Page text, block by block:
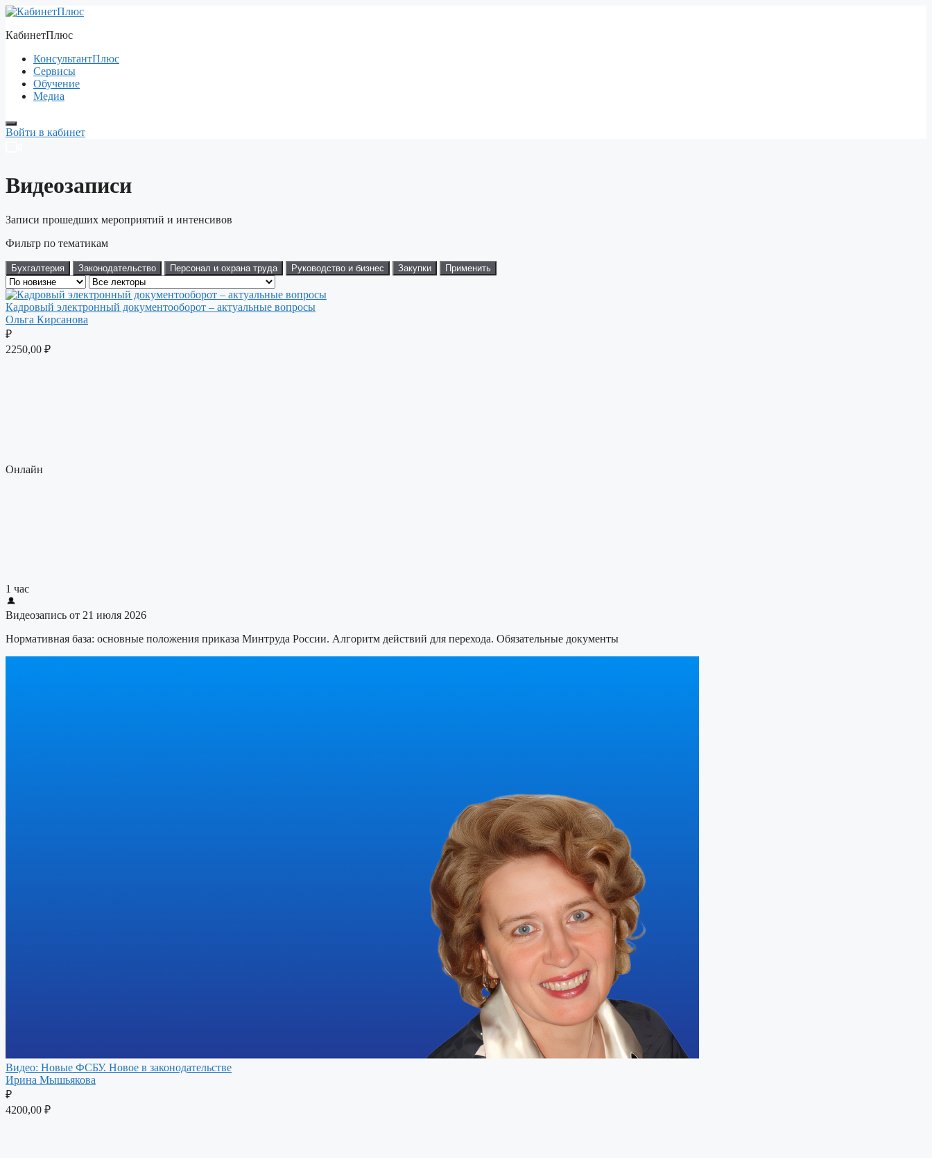
Перейти
содержимому
КабинетПлюс
КонсультантПлюс
Сервисы
Обучение
Медиа
Войти в кабинет
Видеозаписи
Записи прошедших мероприятий и интенсивов
Фильтр по тематикам
Бухгалтерия Законодательство Персонал и охрана труда Руководство и бизнес Закупки Применить
Кадровый электронный документооборот – актуальные вопросы
Ольга Кирсанова
₽
2250,00 ₽
Онлайн
1 час
Видеозапись от 21 июля 2026
Нормативная база: основные положения приказа Минтруда России. Алгоритм действий для перехода. Обязательные документы
Видео: Новые ФСБУ. Новое в законодательстве
Ирина Мышьякова
₽
4200,00 ₽